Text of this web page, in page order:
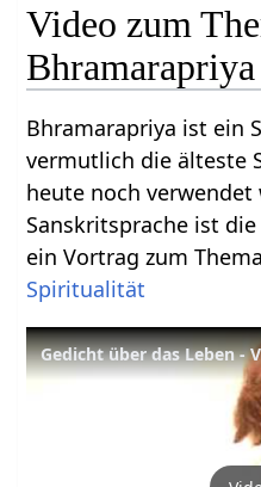
Video zum
Bhramarapriya
Bhramarapriya ist ein
vermutlich die älteste
heute noch
Sanskritsprache ist
ein Vortrag zum
Spiritualität
Gedicht über das Leben -